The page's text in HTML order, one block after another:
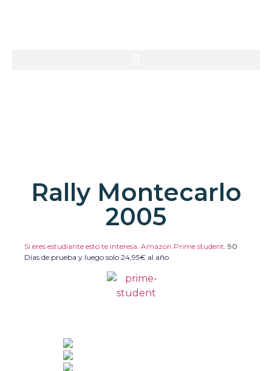
Rally Montecarlo
2005
Si eres estudiante esto te interesa. Amazon Prime student. 90
Días de prueba y luego solo 24,95€ al año